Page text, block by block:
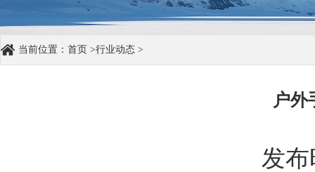
当前位置： 首页 >行业动态 >
户外
发布